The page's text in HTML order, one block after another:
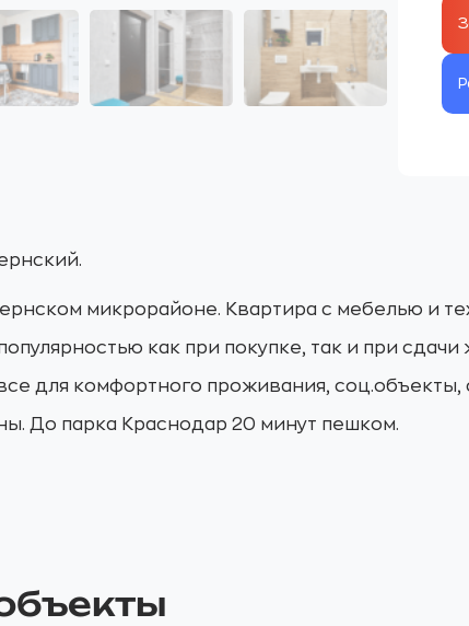
микрорайоне. Квартира с мебелью и
как при покупке, так и при
для комфортного проживания,
До парка Краснодар 20 минут пешком.